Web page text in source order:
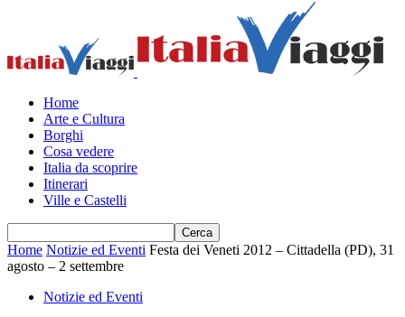
Home
Arte e Cultura
Borghi
Cosa vedere
Italia da scoprire
Itinerari
Ville e Castelli
Home Notizie ed Eventi Festa dei Veneti 2012 – Cittadella (PD), 31
agosto – 2 settembre
Notizie ed Eventi